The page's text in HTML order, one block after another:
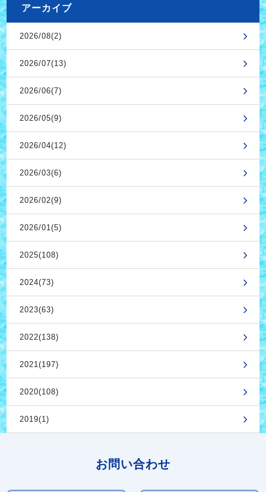
アーカイブ
2026/08(2)
2026/07(13)
2026/06(7)
2026/05(9)
2026/04(12)
2026/03(6)
2026/02(9)
2026/01(5)
2025(108)
2024(73)
2023(63)
2022(138)
2021(197)
2020(108)
2019(1)
お問い合わせ